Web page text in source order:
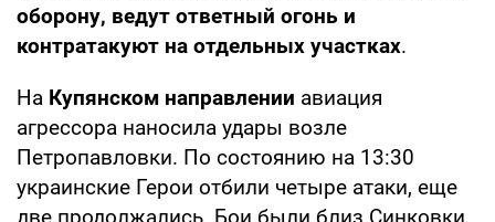
оборону, ведут ответный огонь и
контратакуют на отдельных участках.
На Купянском направлении авиация
агрессора наносила удары возле
Петропавловки. По состоянию на 13:30
украинские Герои отбили четыре атаки, еще
две продолжались. Бои были близ Синковки,